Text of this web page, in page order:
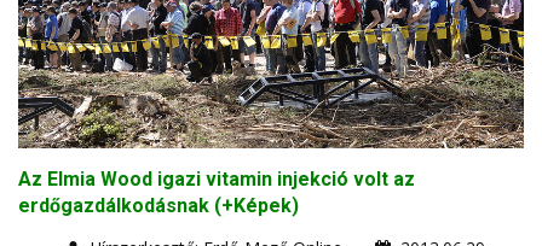
Az Elmia Wood igazi vitamin injekció volt az
erdőgazdálkodásnak (+Képek)